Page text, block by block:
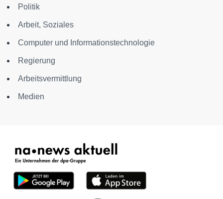
Politik
Arbeit, Soziales
Computer und Informationstechnologie
Regierung
Arbeitsvermittlung
Medien